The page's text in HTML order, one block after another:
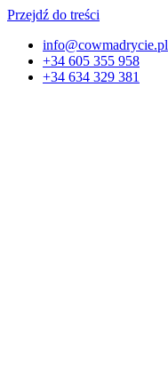
Przejdź do treści
info@cowmadrycie.pl
+34 605 355 958
+34 634 329 381​